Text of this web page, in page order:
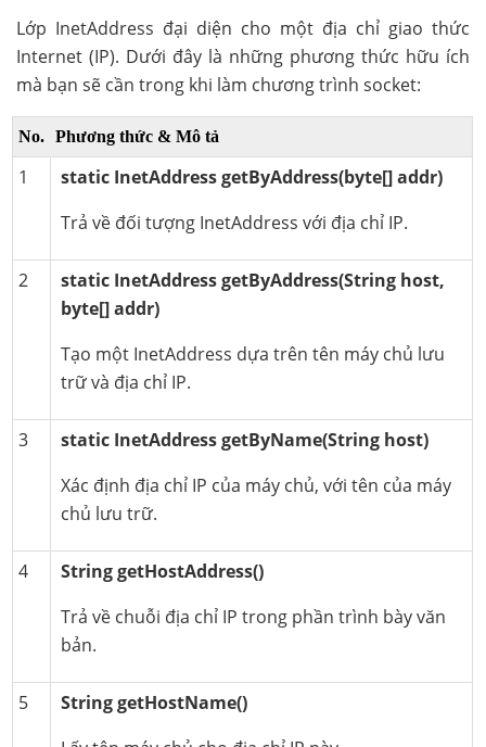
Lớp InetAddress đại diện cho một địa chỉ giao thức
Internet (IP). Dưới đây là những phương thức hữu ích
mà bạn sẽ cần trong khi làm chương trình socket:
No. Phương thức & Mô tả
1
static InetAddress getByAddress(byte[] addr)
Trả về đối tượng InetAddress với địa chỉ IP.
2
static InetAddress getByAddress(String host,
byte[] addr)
Tạo một InetAddress dựa trên tên máy chủ lưu
trữ và địa chỉ IP.
3
static InetAddress getByName(String host)
Xác định địa chỉ IP của máy chủ, với tên của máy
chủ lưu trữ.
4
String getHostAddress()
Trả về chuỗi địa chỉ IP trong phần trình bày văn
bản.
5
String getHostName()